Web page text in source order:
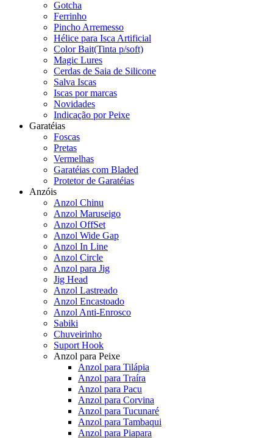
Gotcha
Ferrinho
Pincho Arremesso
Hélice para Isca Artificial
Color Bait(Tinta p/soft)
Magic Lures
Cerdas de Saia de Silicone
Salva Iscas
Iscas por marcas
Novidades
Indicação por Peixe
Garatéias
Foscas
Pretas
Vermelhas
Garatéias com Bladed
Protetor de Garatéias
Anzóis
Anzol Chinu
Anzol Maruseigo
Anzol OffSet
Anzol Wide Gap
Anzol In Line
Anzol Circle
Anzol para Jig
Jig Head
Anzol Lastreado
Anzol Encastoado
Anzol Anti-Enrosco
Sabiki
Chuveirinho
Suport Hook
Anzol para Peixe
Anzol para Tilápia
Anzol para Traíra
Anzol para Pacu
Anzol para Corvina
Anzol para Tucunaré
Anzol para Tambaqui
Anzol para Piapara